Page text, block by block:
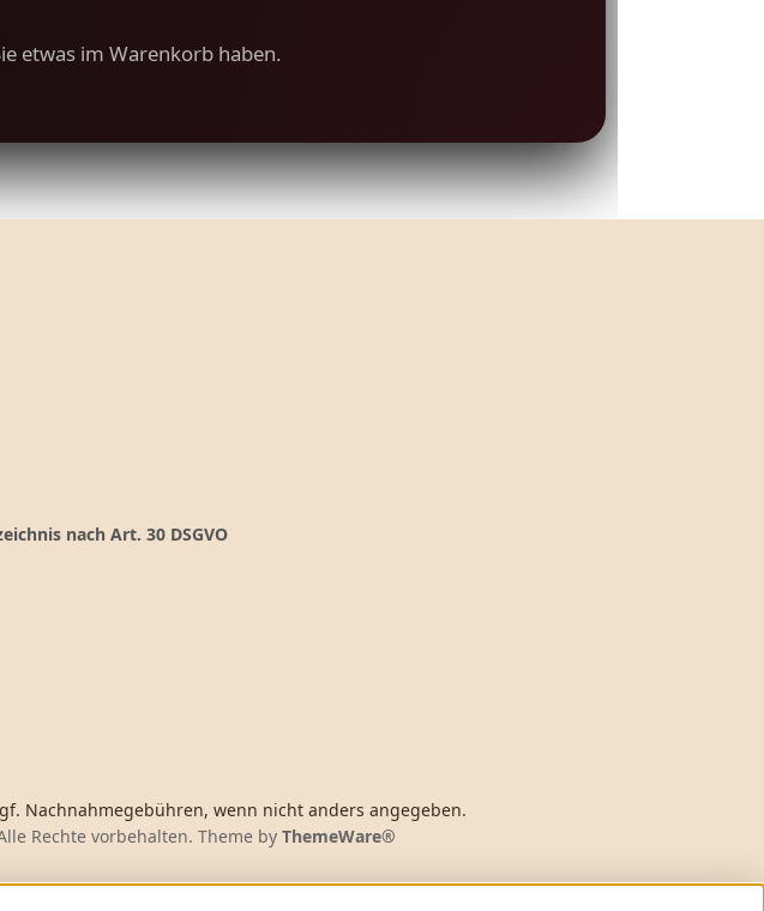
etwas im Warenkorb haben.
nach Art. 30 DSGVO
Nachnahmegebühren, wenn nicht anders angegeben.
Rechte vorbehalten. Theme by ThemeWare®